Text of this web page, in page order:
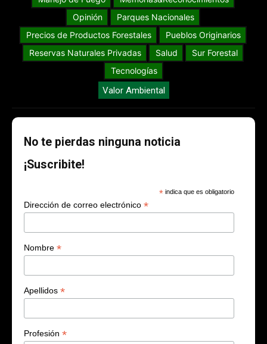
Opinión
Parques Nacionales
Precios de Productos Forestales
Pueblos Originarios
Reservas Naturales Privadas
Salud
Sur Forestal
Tecnologías
Valor Ambiental
No te pierdas ninguna noticia
¡Suscribite!
* indica que es obligatorio
Dirección de correo electrónico *
Nombre *
Apellidos *
Profesión *